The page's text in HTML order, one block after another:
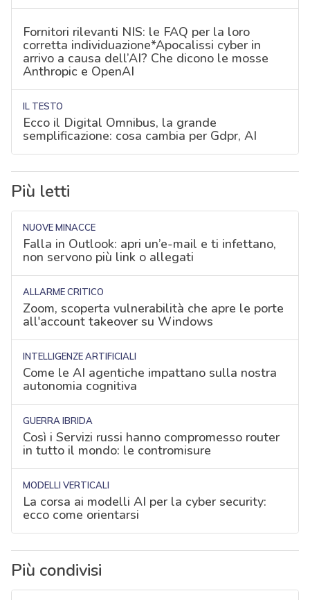
Fornitori rilevanti NIS: le FAQ per la loro
corretta individuazione*Apocalissi cyber in
arrivo a causa dell’AI? Che dicono le mosse
Anthropic e OpenAI
IL TESTO
Ecco il Digital Omnibus, la grande
semplificazione: cosa cambia per Gdpr, AI
Più letti
NUOVE MINACCE
Falla in Outlook: apri un’e-mail e ti infettano,
non servono più link o allegati
ALLARME CRITICO
Zoom, scoperta vulnerabilità che apre le porte
all'account takeover su Windows
INTELLIGENZE ARTIFICIALI
Come le AI agentiche impattano sulla nostra
autonomia cognitiva
GUERRA IBRIDA
Così i Servizi russi hanno compromesso router
in tutto il mondo: le contromisure
MODELLI VERTICALI
La corsa ai modelli AI per la cyber security:
ecco come orientarsi
Più condivisi